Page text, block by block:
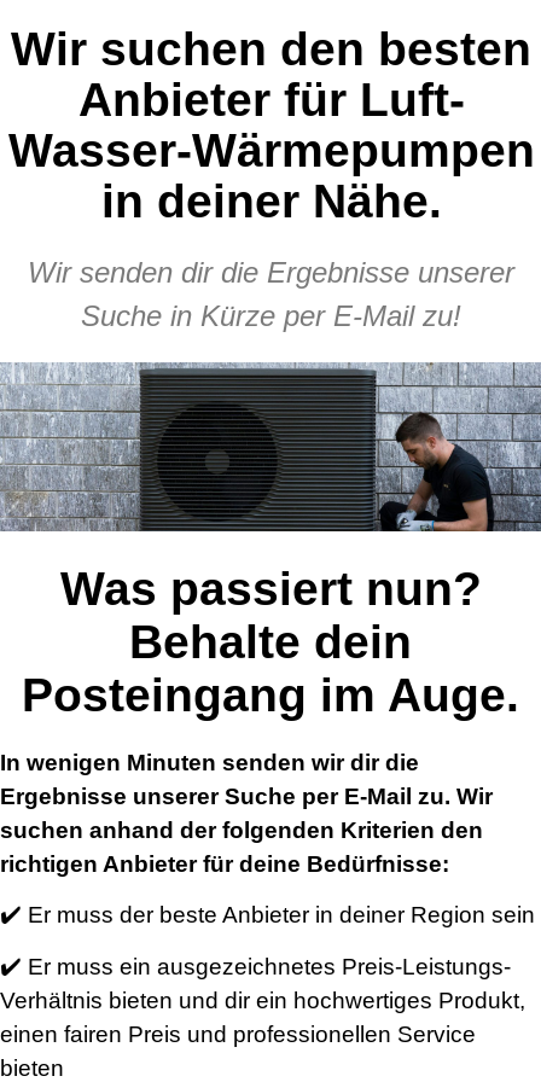
Wir suchen den besten
Anbieter für Luft-
Wasser-Wärmepumpen
in deiner Nähe.
Wir senden dir die Ergebnisse unserer
Suche in Kürze per E-Mail zu!
Was passiert nun?
Behalte dein
Posteingang im Auge.
In wenigen Minuten senden wir dir die
Ergebnisse unserer Suche per E-Mail zu. Wir
suchen anhand der folgenden Kriterien den
richtigen Anbieter für deine Bedürfnisse:
✔️ Er muss der beste Anbieter in deiner Region sein
✔️ Er muss ein ausgezeichnetes Preis-Leistungs-
Verhältnis bieten und dir ein hochwertiges Produkt,
einen fairen Preis und professionellen Service
bieten